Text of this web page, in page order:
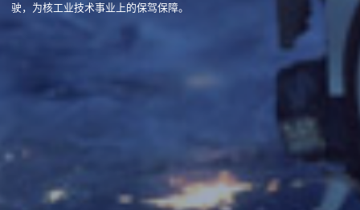
驶，为核工业技术事业上的保驾保障。